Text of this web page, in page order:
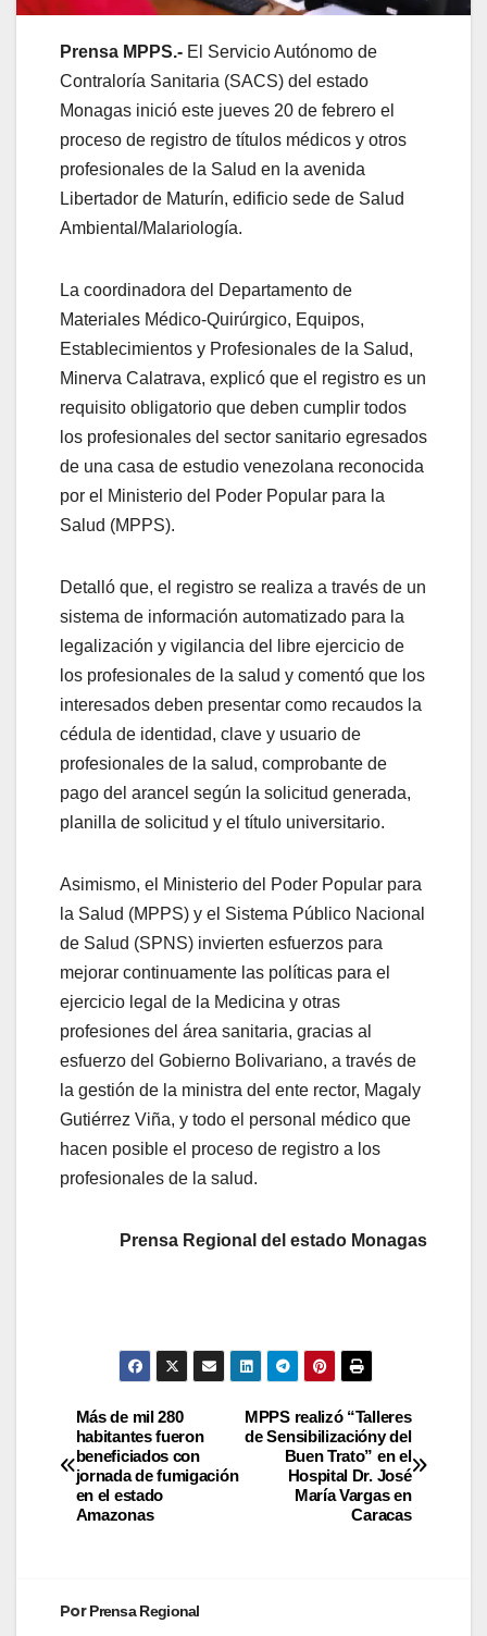
Prensa MPPS.- El Servicio Autónomo de
Contraloría Sanitaria (SACS) del estado
Monagas inició este jueves 20 de febrero el
proceso de registro de títulos médicos y otros
profesionales de la Salud en la avenida
Libertador de Maturín, edificio sede de Salud
Ambiental/Malariología.
La coordinadora del Departamento de
Materiales Médico-Quirúrgico, Equipos,
Establecimientos y Profesionales de la Salud,
Minerva Calatrava, explicó que el registro es un
requisito obligatorio que deben cumplir todos
los profesionales del sector sanitario egresados
de una casa de estudio venezolana reconocida
por el Ministerio del Poder Popular para la
Salud (MPPS).
Detalló que, el registro se realiza a través de un
sistema de información automatizado para la
legalización y vigilancia del libre ejercicio de
los profesionales de la salud y comentó que los
interesados deben presentar como recaudos la
cédula de identidad, clave y usuario de
profesionales de la salud, comprobante de
pago del arancel según la solicitud generada,
planilla de solicitud y el título universitario.
Asimismo, el Ministerio del Poder Popular para
la Salud (MPPS) y el Sistema Público Nacional
de Salud (SPNS) invierten esfuerzos para
mejorar continuamente las políticas para el
ejercicio legal de la Medicina y otras
profesiones del área sanitaria, gracias al
esfuerzo del Gobierno Bolivariano, a través de
la gestión de la ministra del ente rector, Magaly
Gutiérrez Viña, y todo el personal médico que
hacen posible el proceso de registro a los
profesionales de la salud.
Prensa Regional del estado Monagas
MPPS realizó “Talleres
de Sensibilizacióny del
Buen Trato” en el
Hospital Dr. José
María Vargas en
Caracas
Más de mil 280
habitantes fueron
beneficiados con
jornada de fumigación
en el estado
Amazonas
PorPrensa Regional